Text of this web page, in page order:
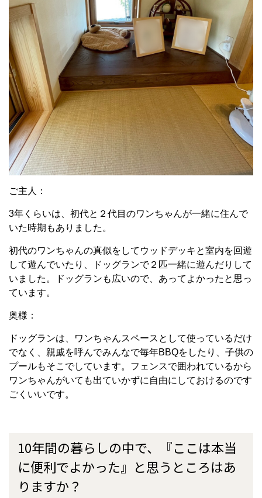
ご主人：
3年くらいは、初代と２代目のワンちゃんが一緒に住んで
いた時期もありました。
初代のワンちゃんの真似をしてウッドデッキと室内を回遊
して遊んでいたり、
ドッグランで２匹一緒に遊んだりして
いました。
ドッグランも広いので、あってよかったと思っ
ています。
奥様：
ドッグランは、ワンちゃんスペースとして使っているだけ
でなく、親戚を呼んでみんなで毎年BBQをしたり、 子供の
プールもそこでしています。 フェンスで囲われているから
ワンちゃんがいても出ていかずに自由にしておけるのです
ごくいいです。
10年間の暮らしの中で、『ここは本当
に便利でよかった』と思うところはあ
りますか？